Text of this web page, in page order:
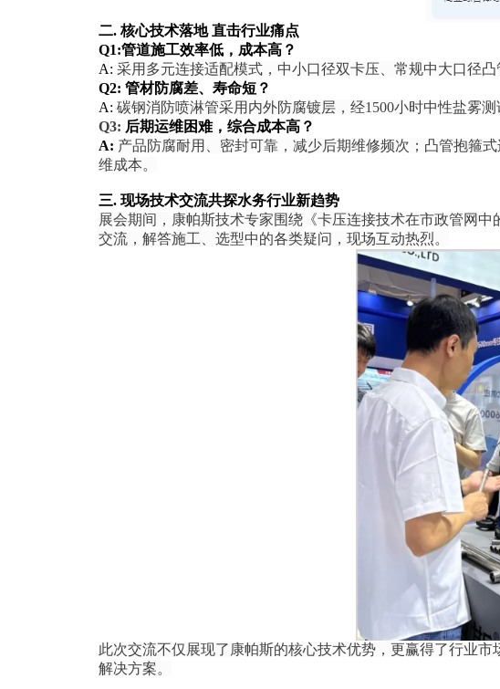
二. 核心技术落地 直击行业痛点
Q1:管道施工效率低，成本高？
A: 采用多元连接适配模式，中小口径双卡压、常规中大口径
Q2: 管材防腐差、寿命短？
A: 碳钢消防喷淋管采用内外防腐镀层，经1500小时中性盐雾
Q3: 后期运维困难，综合成本高？
A: 产品防腐耐用、密封可靠，减少后期维修频次；凸管抱箍
维成本。
三. 现场技术交流共探水务行业新趋势
展会期间，康帕斯技术专家围绕《卡压连接技术在市政管网
交流，解答施工、选型中的各类疑问，现场互动热烈。
此次交流不仅展现了康帕斯的核心技术优势，更赢得了行业
解决方案。